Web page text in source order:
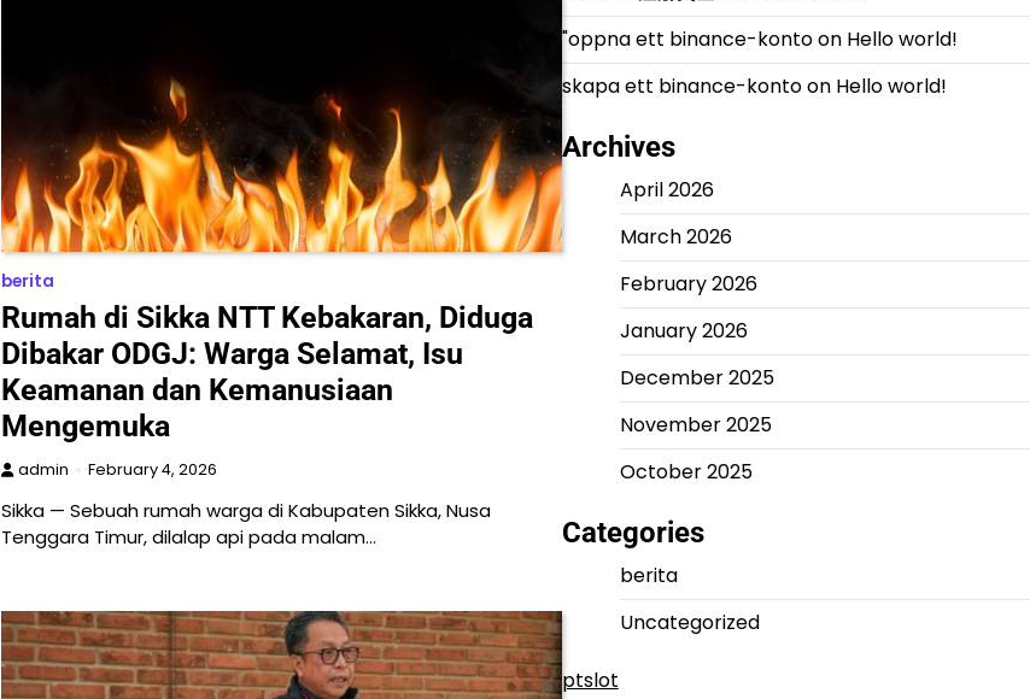
berita
Rumah di Sikka NTT Kebakaran, Diduga
Dibakar ODGJ: Warga Selamat, Isu
Keamanan dan Kemanusiaan
Mengemuka
admin February 4, 2026
Sikka — Sebuah rumah warga di Kabupaten Sikka, Nusa
Tenggara Timur, dilalap api pada malam…
"oppna ett binance-kontoon Hello world!
skapa ett binance-kontoon Hello world!
Archives
April 2026
March 2026
February 2026
January 2026
December 2025
November 2025
October 2025
Categories
berita
Uncategorized
ptslot